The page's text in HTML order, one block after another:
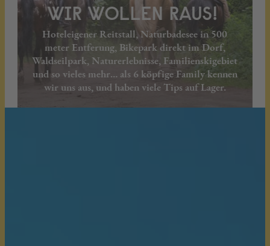
WIR WOLLEN RAUS!
Hoteleigener Reitstall, Naturbadesee in 500
meter Entferung, Bikepark direkt im Dorf,
Waldseilpark, Naturerlebnisse, Familienskigebiet
und so vieles mehr… als 6 köpfige Family kennen
wir uns aus, und haben viele Tips auf Lager.